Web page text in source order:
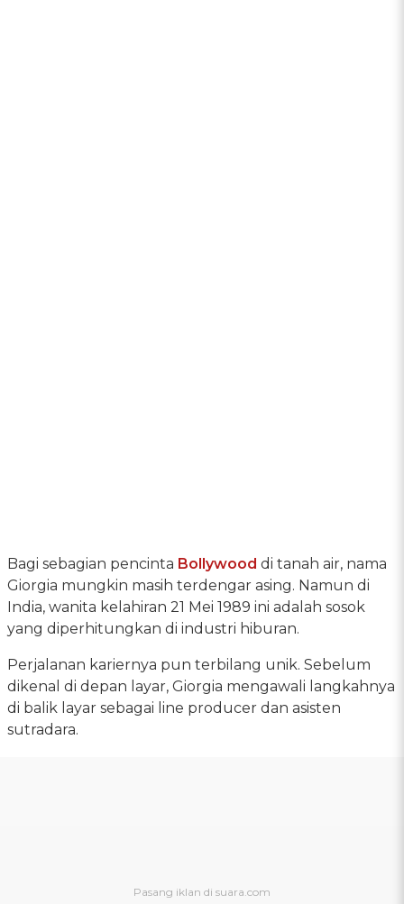
Bagi sebagian pencinta Bollywood di tanah air, nama
Giorgia mungkin masih terdengar asing. Namun di
India, wanita kelahiran 21 Mei 1989 ini adalah sosok
yang diperhitungkan di industri hiburan.
Perjalanan kariernya pun terbilang unik. Sebelum
dikenal di depan layar, Giorgia mengawali langkahnya
di balik layar sebagai line producer dan asisten
sutradara.